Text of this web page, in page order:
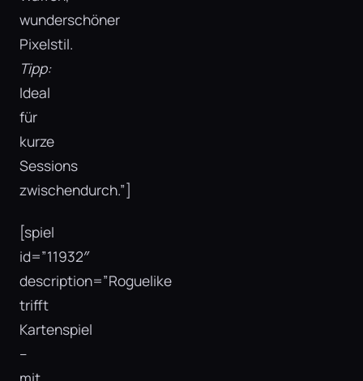
wunderschöner
Pixelstil.
Tipp:
Ideal
für
kurze
Sessions
zwischendurch.”]
[spiel
id=”11932″
description=”Roguelike
trifft
Kartenspiel
–